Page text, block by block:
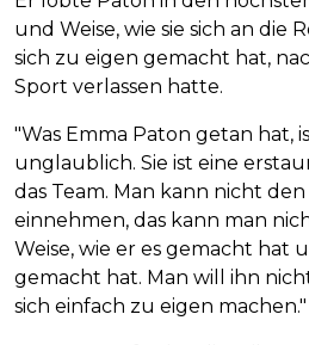
und Weise, wie sie sich an die
sich zu eigen gemacht hat,
Sport verlassen hatte.
"Was Emma Paton getan hat,
unglaublich. Sie ist eine
das Team. Man kann nicht
einnehmen, das kann man
Weise, wie er es gemacht hat
gemacht hat. Man will ihn
sich einfach zu eigen machen."